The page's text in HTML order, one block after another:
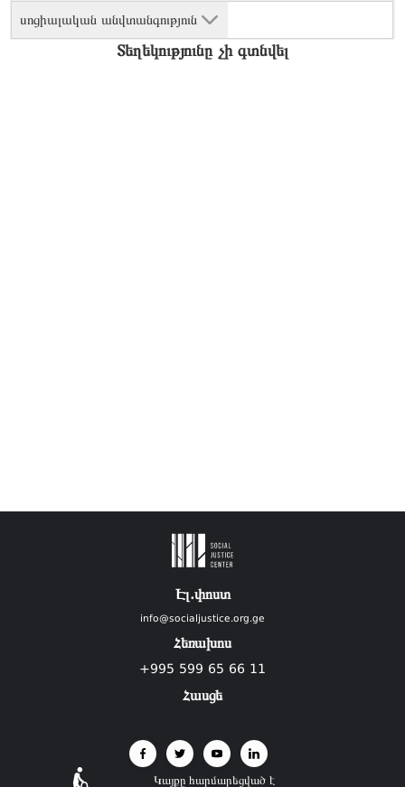
սոցիալական անվտանգություն
Տեղեկությունը չի գտնվել
Էլ.փոստ
info@socialjustice.org.ge
Հեռախոս
+995 599 65 66 11
Հասցե
Կայքը հարմարեցված է